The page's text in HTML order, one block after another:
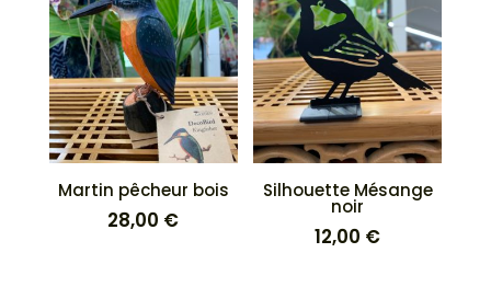
Martin pêcheur bois
28,00 €
Silhouette Mésange
noir
12,00 €